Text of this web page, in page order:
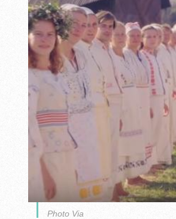
Photo Via